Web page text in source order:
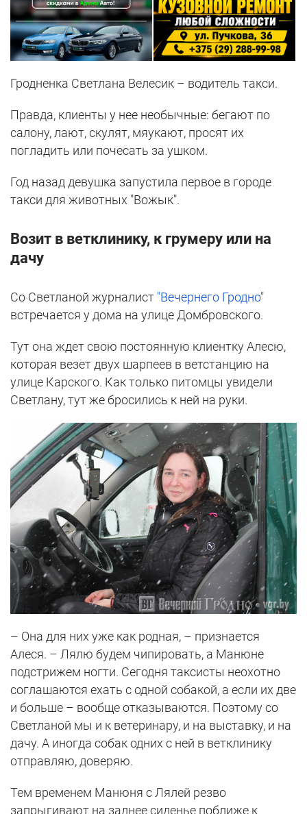
Гродненка Светлана Велесик – водитель такси.
Правда, клиенты у нее необычные: бегают по
салону, лают, скулят, мяукают, просят их
погладить или почесать за ушком.
Год назад девушка запустила первое в городе
такси для животных "Вожык".
Возит в ветклинику, к грумеру или на
дачу
Со Светланой журналист "Вечернего Гродно"
встречается у дома на улице Домбровского.
Тут она ждет свою постоянную клиентку Алесю,
которая везет двух шарпеев в ветстанцию на
улице Карского. Как только питомцы увидели
Светлану, тут же бросились к ней на руки.
– Она для них уже как родная, – признается
Алеся. – Лялю будем чипировать, а Манюне
подстрижем ногти. Сегодня таксисты неохотно
соглашаются ехать с одной собакой, а если их две
и больше – вообще отказываются. Поэтому со
Светланой мы и к ветеринару, и на выставку, и на
дачу. А иногда собак одних с ней в ветклинику
отправляю, доверяю.
Тем временем Манюня с Лялей резво
запрыгивают на заднее сиденье поближе к